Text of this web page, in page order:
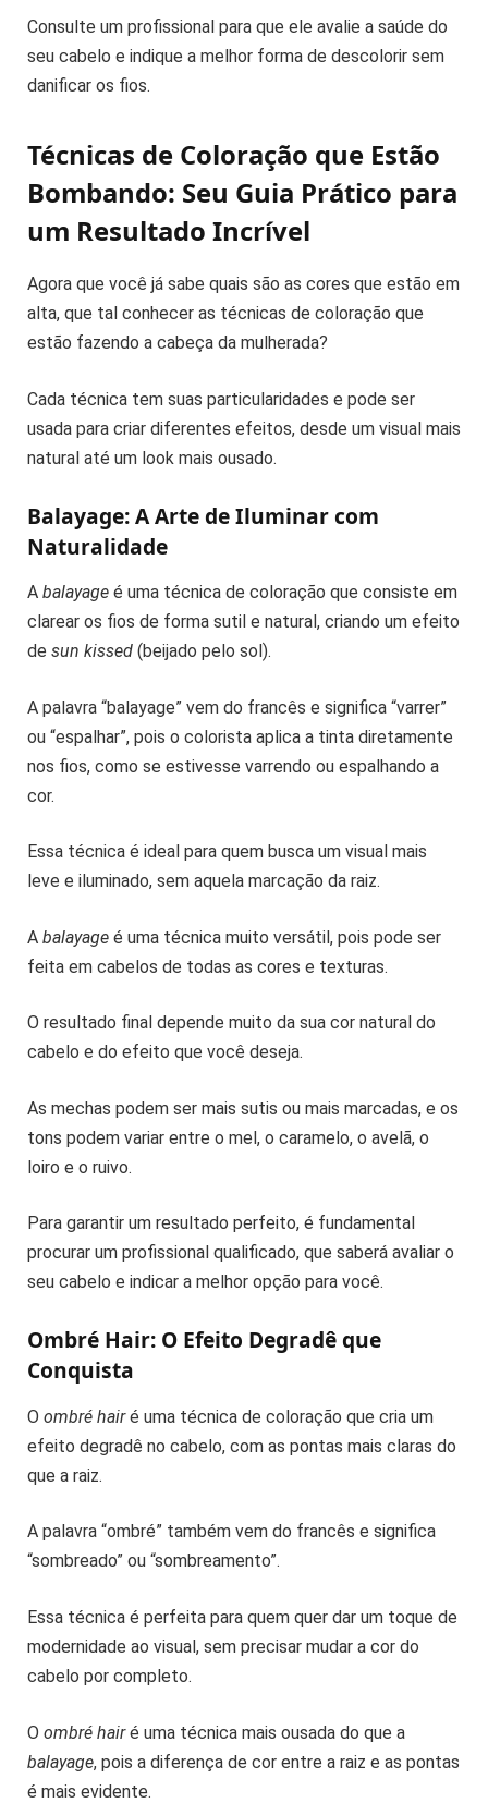
Consulte um profissional para que ele avalie a saúde do
seu cabelo e indique a melhor forma de descolorir sem
danificar os fios.
Técnicas de Coloração que Estão
Bombando: Seu Guia Prático para
um Resultado Incrível
Agora que você já sabe quais são as cores que estão em
alta, que tal conhecer as técnicas de coloração que
estão fazendo a cabeça da mulherada?
Cada técnica tem suas particularidades e pode ser
usada para criar diferentes efeitos, desde um visual mais
natural até um look mais ousado.
Balayage: A Arte de Iluminar com
Naturalidade
A balayage é uma técnica de coloração que consiste em
clarear os fios de forma sutil e natural, criando um efeito
de sun kissed (beijado pelo sol).
A palavra “balayage” vem do francês e significa “varrer”
ou “espalhar”, pois o colorista aplica a tinta diretamente
nos fios, como se estivesse varrendo ou espalhando a
cor.
Essa técnica é ideal para quem busca um visual mais
leve e iluminado, sem aquela marcação da raiz.
A balayage é uma técnica muito versátil, pois pode ser
feita em cabelos de todas as cores e texturas.
O resultado final depende muito da sua cor natural do
cabelo e do efeito que você deseja.
As mechas podem ser mais sutis ou mais marcadas, e os
tons podem variar entre o mel, o caramelo, o avelã, o
loiro e o ruivo.
Para garantir um resultado perfeito, é fundamental
procurar um profissional qualificado, que saberá avaliar o
seu cabelo e indicar a melhor opção para você.
Ombré Hair: O Efeito Degradê que
Conquista
O ombré hairé uma técnica de coloração que cria um
efeito degradê no cabelo, com as pontas mais claras do
que a raiz.
A palavra “ombré” também vem do francês e significa
“sombreado” ou “sombreamento”.
Essa técnica é perfeita para quem quer dar um toque de
modernidade ao visual, sem precisar mudar a cor do
cabelo por completo.
O ombré hairé uma técnica mais ousada do que a
balayage, pois a diferença de cor entre a raiz e as pontas
é mais evidente.